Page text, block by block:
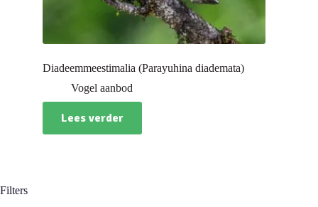
Diadeemmeestimalia (Parayuhina diademata)
Vogel aanbod
Lees verder
Filters